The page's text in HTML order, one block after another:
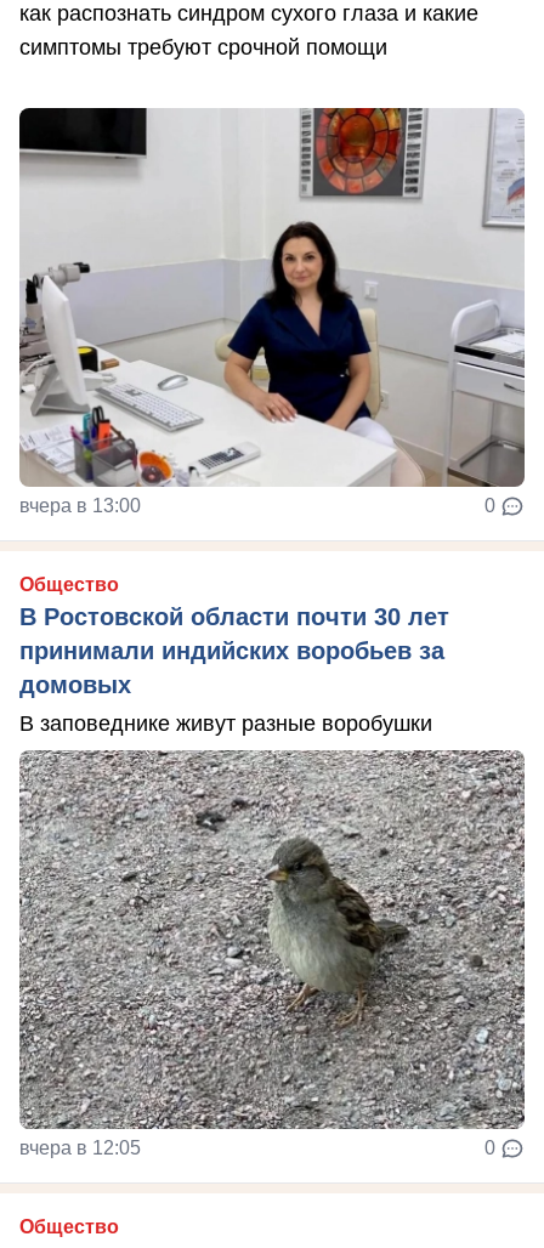
как распознать синдром сухого глаза и какие
симптомы требуют срочной помощи
вчера в 13:00 0
Общество
В Ростовской области почти 30 лет
принимали индийских воробьев за
домовых
В заповеднике живут разные воробушки
вчера в 12:05 0
Общество